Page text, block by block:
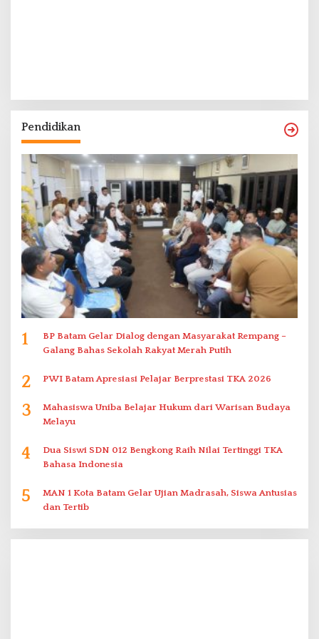
Pendidikan
1
BP Batam Gelar Dialog dengan Masyarakat Rempang –
Galang Bahas Sekolah Rakyat Merah Putih
2 PWI Batam Apresiasi Pelajar Berprestasi TKA 2026
3
Mahasiswa Uniba Belajar Hukum dari Warisan Budaya
Melayu
4
Dua Siswi SDN 012 Bengkong Raih Nilai Tertinggi TKA
Bahasa Indonesia
5
MAN 1 Kota Batam Gelar Ujian Madrasah, Siswa Antusias
dan Tertib